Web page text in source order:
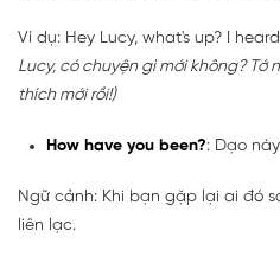
Ví dụ: Hey Lucy, what's up? I
Lucy, có chuyện gì mới không?
thích mới rồi!)
How have you been?: Dạo
Ngữ cảnh: Khi bạn gặp lại ai đó
liên lạc.